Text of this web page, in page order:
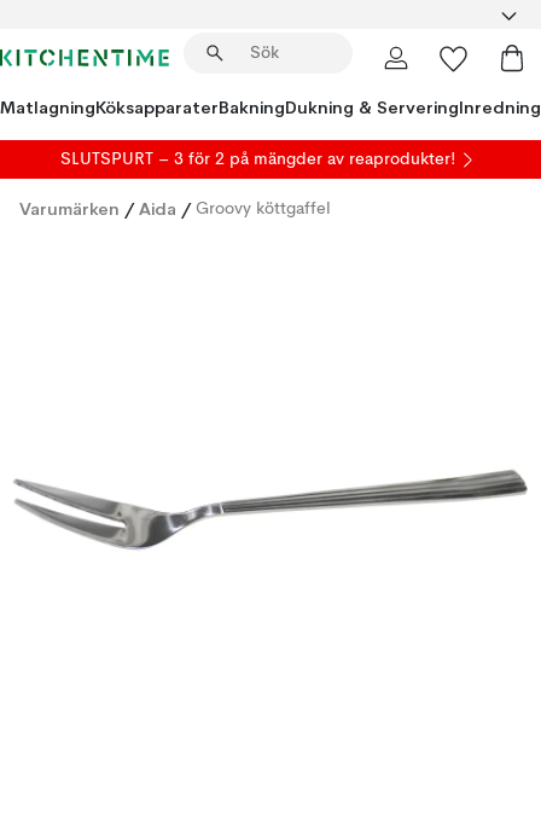
MatlagningKöksapparaterBakningDukning & ServeringInredning
SLUTSPURT – 3 för 2 på mängder av reaprodukter!
Varumärken / Aida / Groovy köttgaffel